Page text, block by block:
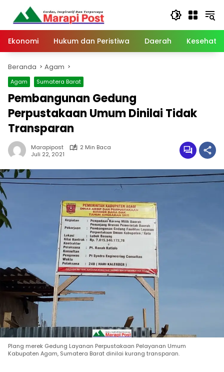
Langsung
konten
Ekonomi
Hukum dan Peristiwa Daerah
Beranda Agam
Agam Sumatera Barat
Pembangunan Gedung
Perpustakaan Umum Dinilai Tidak
Transparan
Marapipost
2 Min Baca
Juli 22, 2021
Plang merek Gedung Layanan Perpustakaan Pelayanan Umum
Kabupaten Agam, Sumatera Barat dinilai kurang transparan.